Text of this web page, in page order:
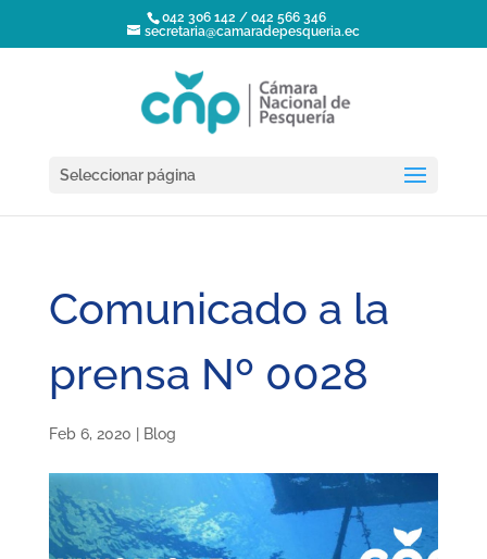
042 306 142 / 042 566 346
secretaria@camaradepesqueria.ec
Seleccionar página
Comunicado a la
prensa Nº 0028
Feb 6, 2020 Blog